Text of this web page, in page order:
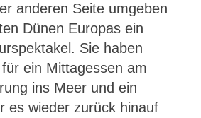
anderen Seite umgeben
Dünen Europas ein
Sie haben
ein Mittagessen am
ins Meer und ein
es wieder zurück hinauf